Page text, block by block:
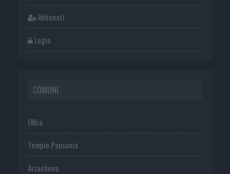
Abbonati
Login
COMUNI
Olbia
Tempio Pausania
Arzachena